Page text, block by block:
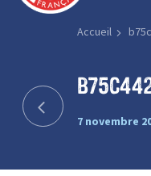
Accueil
7 novembre